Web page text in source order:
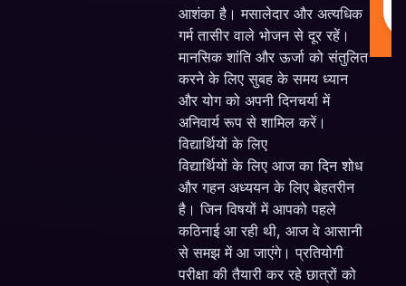
आशंका है। मसालेदार और अत्यधिक
गर्म तासीर वाले भोजन से दूर रहें।
मानसिक शांति और ऊर्जा को संतुलित
करने के लिए सुबह के समय ध्यान
और योग को अपनी दिनचर्या में
अनिवार्य रूप से शामिल करें।
विद्यार्थियों के लिए
विद्यार्थियों के लिए आज का दिन शोध
और गहन अध्ययन के लिए बेहतरीन
है। जिन विषयों में आपको पहले
कठिनाई आ रही थी, आज वे आसानी
से समझ में आ जाएंगे। प्रतियोगी
परीक्षा की तैयारी कर रहे छात्रों को